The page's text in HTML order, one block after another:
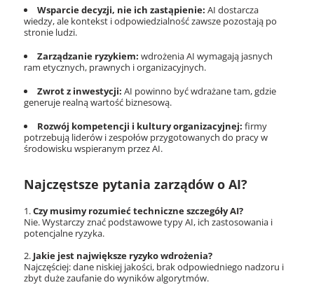
Wsparcie decyzji, nie ich zastąpienie: AI dostarcza
wiedzy, ale kontekst i odpowiedzialność zawsze pozostają po
stronie ludzi.
Zarządzanie ryzykiem: wdrożenia AI wymagają jasnych
ram etycznych, prawnych i organizacyjnych.
Zwrot z inwestycji: AI powinno być wdrażane tam, gdzie
generuje realną wartość biznesową.
Rozwój kompetencji i kultury organizacyjnej: firmy
potrzebują liderów i zespołów przygotowanych do pracy w
środowisku wspieranym przez AI.
Najczęstsze pytania zarządów o AI?
Czy musimy rozumieć techniczne szczegóły AI?
Nie. Wystarczy znać podstawowe typy AI, ich zastosowania i
potencjalne ryzyka.
Jakie jest największe ryzyko wdrożenia?
Najczęściej: dane niskiej jakości, brak odpowiedniego nadzoru i
zbyt duże zaufanie do wyników algorytmów.